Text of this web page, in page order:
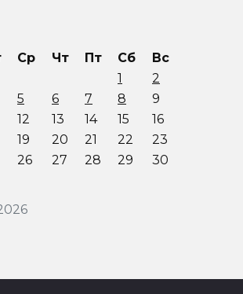
Ср Чт Пт Сб
Вс
1
2
5 6 7 8
9
12 13 14 15
16
19 20 21 22
23
26 27 28 29
30